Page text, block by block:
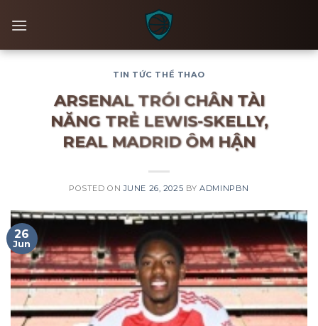
TIN TỨC THỂ THAO
ARSENAL TRÓI CHÂN TÀI
NĂNG TRẺ LEWIS-SKELLY,
REAL MADRID ÔM HẬN
POSTED ONJUNE 26, 2025 BYADMINPBN
26
Jun